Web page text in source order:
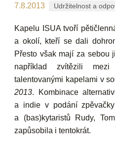
7.8.2013 Udržitelnost a
Kapelu ISUA tvoří
a okolí, kteří se dali
Přesto však mají za sebou
například zvítězili
talentovanými kapelami v
2013. Kombinace
a indie v podání
a (bas)kytaristů Rudy,
zapůsobila i tentokrát.